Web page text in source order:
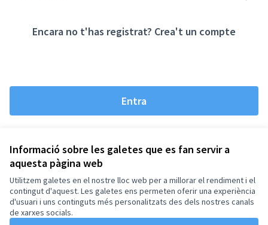
Informació sobre les galetes que es fan servir a
aquesta pàgina web
Utilitzem galetes en el nostre lloc web per a millorar el rendiment i el
contingut d'aquest. Les galetes ens permeten oferir una experiència
d'usuari i uns continguts més personalitzats des dels nostres canals
de xarxes socials.
Encara no t'has registrat? Crea't un compte
Entra
Termes i condicions d'ús
Configuració de les galetes
El Prat de Llobregat a X
(Enllaç extern)
El Prat de Llobregat a Instagram
(Enllaç extern)
Triar la llenguaElegir el idioma